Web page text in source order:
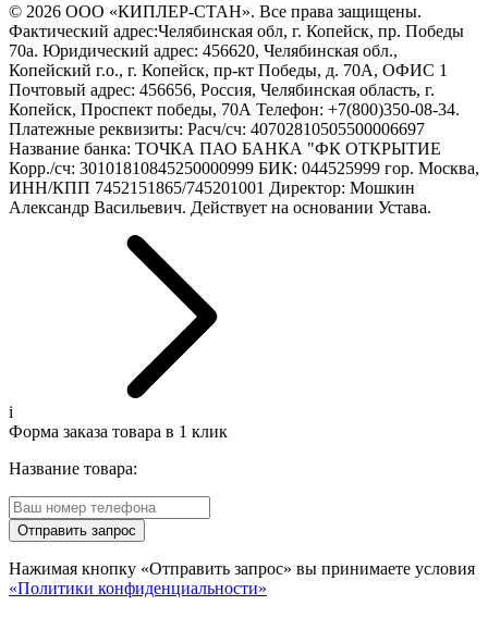
© 2026 ООО «КИПЛЕР-СТАН». Все права защищены.
Фактический адрес:Челябинская обл, г. Копейск, пр. Победы
70а. Юридический адрес: 456620, Челябинская обл.,
Копейский г.о., г. Копейск, пр-кт Победы, д. 70А, ОФИС 1
Почтовый адрес: 456656, Россия, Челябинская область, г.
Копейск, Проспект победы, 70А Телефон: +7(800)350-08-34.
Платежные реквизиты: Расч/сч: 40702810505500006697
Название банка: ТОЧКА ПАО БАНКА "ФК ОТКРЫТИЕ
Корр./сч: 30101810845250000999 БИК: 044525999 гор. Москва,
ИНН/КПП 7452151865/745201001 Директор: Мошкин
Александр Васильевич. Действует на основании Устава.
i
Форма заказа товара в 1 клик
Название товара:
Отправить запрос
Нажимая кнопку «Отправить запрос» вы принимаете условия
«Политики конфиденциальности»